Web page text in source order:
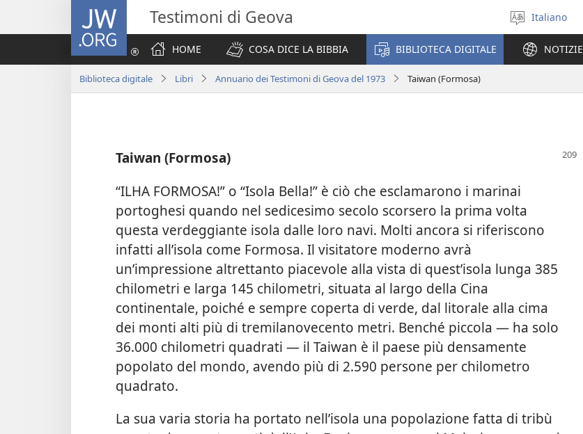
JW.ORG Testimoni di Geova
Seleziona
la
lingua
Italiano
HOME
COSA DICE LA BIBBIA BIBLIOTECA DIGITALE NOTIZIE
Biblioteca digitale Libri Annuario dei Testimoni di Geova del 1973 Taiwan (Formosa)
Taiwan (Formosa)
“ILHA FORMOSA!” o “Isola Bella!” è ciò che esclamarono i marinai
portoghesi quando nel sedicesimo secolo scorsero la prima volta
questa verdeggiante isola dalle loro navi. Molti ancora si riferiscono
infatti all’isola come Formosa. Il visitatore moderno avrà
un’impressione altrettanto piacevole alla vista di quest’isola lunga 385
chilometri e larga 145 chilometri, situata al largo della Cina
continentale, poiché e sempre coperta di verde, dal litorale alla cima
dei monti alti più di tremilanovecento metri. Benché piccola — ha solo
36.000 chilometri quadrati — il Taiwan è il paese più densamente
popolato del mondo, avendo più di 2.590 persone per chilometro
quadrato.
La sua varia storia ha portato nell’isola una popolazione fatta di tribù